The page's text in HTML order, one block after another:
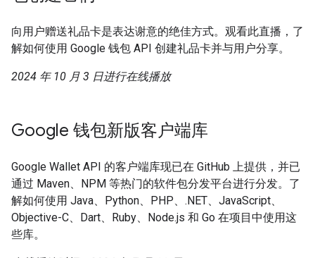
向用户赠送礼品卡是表达谢意的绝佳方式。观看此直播，了
解如何使用 Google 钱包 API 创建礼品卡并与用户分享。
2024 年 10 月 3 日进行在线播放
Google 钱包新版客户端库
Google Wallet API 的客户端库现已在 GitHub 上提供，并已
通过 Maven、NPM 等热门的软件包分发平台进行分发。了
解如何使用 Java、Python、PHP、.NET、JavaScript、
Objective-C、Dart、Ruby、Node.js 和 Go 在项目中使用这
些库。